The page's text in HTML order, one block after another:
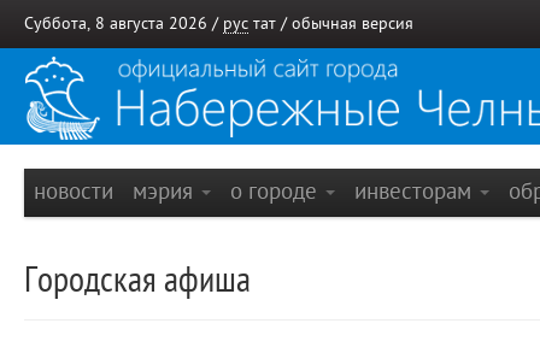
Суббота, 8 августа 2026 / рус тат / обычная версия
новости мэрия о городе инвесторам
Городская афиша